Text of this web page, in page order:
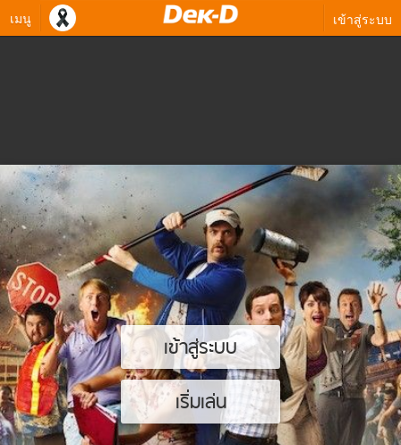
เมนู เข้าสู่ระบบ
เข้าสู่ระบบ
เริ่มเล่น